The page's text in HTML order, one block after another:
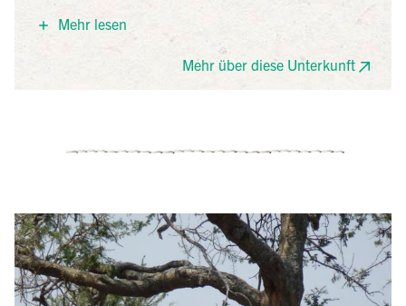
Ol Donyoi Lengai gelegen, bietet sie die Möglichkeit,
eine Vielzahl von Aktivitäten zu genießen. Sie tauchen
in ein anderes Zeitalter ein, in eine wilde und
unberührte Natur, in der die lokale Bevölkerung, vor
Mehr lesen
Mehr über diese Unterkunft